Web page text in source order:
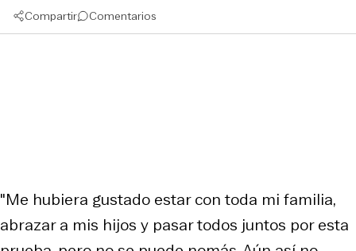
Compartir Comentarios
"Me hubiera gustado estar con toda mi familia,
abrazar a mis hijos y pasar todos juntos por esta